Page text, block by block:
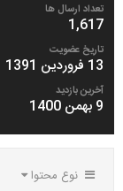
تعداد ارسال ها
1,617
تاریخ عضویت
13 فروردین 1391
آخرین بازدید
9 بهمن 1400
نوع محتوا